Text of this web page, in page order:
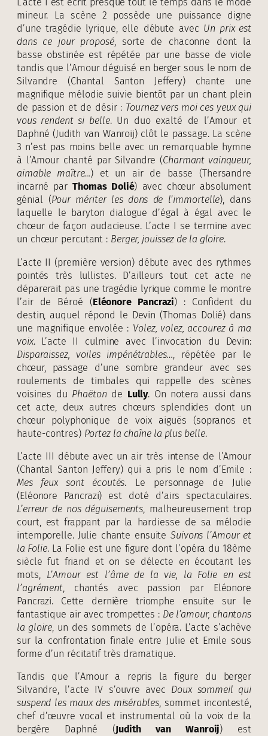
L’acte I est écrit presque tout le temps dans le mode
mineur. La scène 2 possède une puissance digne
d’une tragédie lyrique, elle débute avec Un prix est
dans ce jour proposé, sorte de chaconne dont la
basse obstinée est répétée par une basse de viole
tandis que l’Amour déguisé en berger sous le nom de
Silvandre (Chantal Santon Jeffery) chante une
magnifique mélodie suivie bientôt par un chant plein
de passion et de désir : Tournez vers moi ces yeux qui
vous rendent si belle. Un duo exalté de l’Amour et
Daphné (Judith van Wanroij) clôt le passage. La scène
3 n’est pas moins belle avec un remarquable hymne
à l’Amour chanté par Silvandre (Charmant vainqueur,
aimable maître…) et un air de basse (Thersandre
incarné parThomas Dolié) avec chœur absolument
génial (Pour mériter les dons de l’immortelle), dans
laquelle le baryton dialogue d’égal à égal avec le
chœur de façon audacieuse. L’acte I se termine avec
un chœur percutant : Berger, jouissez de la gloire.
L’acte II (première version) débute avec des rythmes
pointés très lullistes. D’ailleurs tout cet acte ne
déparerait pas une tragédie lyrique comme le montre
l’air de Béroé (Eléonore Pancrazi) : Confident du
destin, auquel répond le Devin (Thomas Dolié) dans
une magnifique envolée : Volez, volez, accourez à ma
voix. L’acte II culmine avec l’invocation du Devin:
Disparaissez, voiles impénétrables… , répétée par le
chœur, passage d’une sombre grandeur avec ses
roulements de timbales qui rappelle des scènes
voisines du Phaëton de Lully. On notera aussi dans
cet acte, deux autres chœurs splendides dont un
chœur polyphonique de voix aiguës (sopranos et
haute-contres) Portez la chaîne la plus belle.
L’acte III débute avec un air très intense de l’Amour
(Chantal Santon Jeffery) qui a pris le nom d’Emile :
Mes feux sont écoutés. Le personnage de Julie
(Eléonore Pancrazi) est doté d’airs spectaculaires.
L’erreur de nos déguisements, malheureusement trop
court, est frappant par la hardiesse de sa mélodie
intemporelle. Julie chante ensuiteSuivons l’Amour et
la Folie. La Folie est une figure dont l’opéra du 18ème
siècle fut friand et on se délecte en écoutant les
mots, L’Amour est l’âme de la vie, la Folie en est
l’agrément, chantés avec passion par Eléonore
Pancrazi. Cette dernière triomphe ensuite sur le
fantastique air avec trompettes : De l’amour, chantons
la gloire, un des sommets de l’opéra. L’acte s’achève
sur la confrontation finale entre Julie et Emile sous
forme d’un récitatif très dramatique.
Tandis que l’Amour a repris la figure du berger
Silvandre, l’acte IV s’ouvre avec Doux sommeil qui
suspend les maux des misérables, sommet incontesté,
chef d’œuvre vocal et instrumental où la voix de la
bergère Daphné (Judith van Wanroij) est